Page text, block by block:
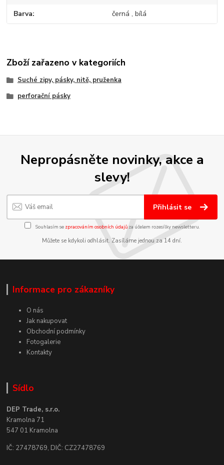
Barva černá , bílá
Zboží zařazeno v kategoriích
Suché zipy, pásky, nitě, pruženka
perforační pásky
Nepropásněte novinky, akce a
slevy!
Přihlásit se
Souhlasím se zpracováním osobních údajůza účelem rozesílky newsletteru.
Můžete se kdykoli odhlásit. Zasíláme jednou za 14 dní.
Informace pro zákazníky
O nás
Jak nakupovat
Obchodní podmínky
Fotogalerie
Kontakty
Sídlo
DEP Trade, s.r.o.
Kramolna 71
547 01 Kramolna
IČ: 27478769, DIČ: CZ27478769